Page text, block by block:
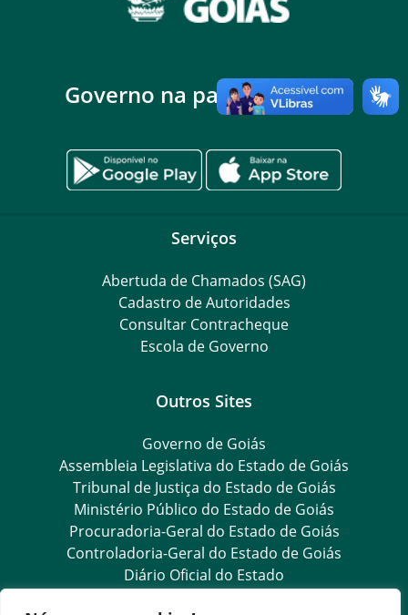
Governo na palma da mão
Serviços
Abertuda de Chamados (SAG)
Cadastro de Autoridades
Consultar Contracheque
Escola de Governo
Outros Sites
Governo de Goiás
Assembleia Legislativa do Estado de Goiás
Tribunal de Justiça do Estado de Goiás
Ministério Público do Estado de Goiás
Procuradoria-Geral do Estado de Goiás
Controladoria-Geral do Estado de Goiás
Diário Oficial do Estado